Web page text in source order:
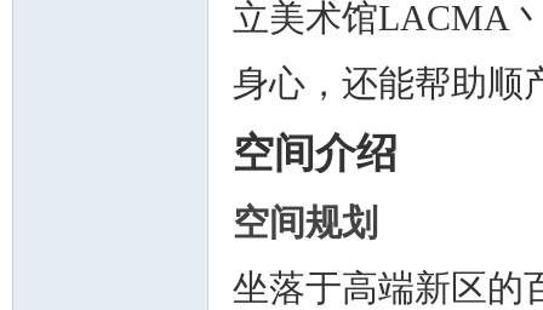
立美术馆LACMA
身心，还能帮助顺
空间介绍
空间规划
坐落于高端新区的